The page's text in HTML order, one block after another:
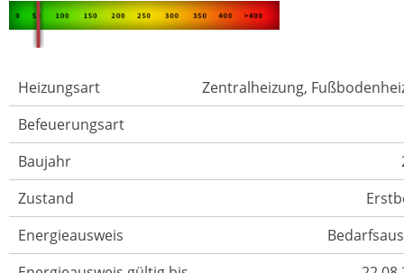
Heizungsart
Zentralheizung,
Befeuerungsart
Baujahr
Zustand
Energieausweis